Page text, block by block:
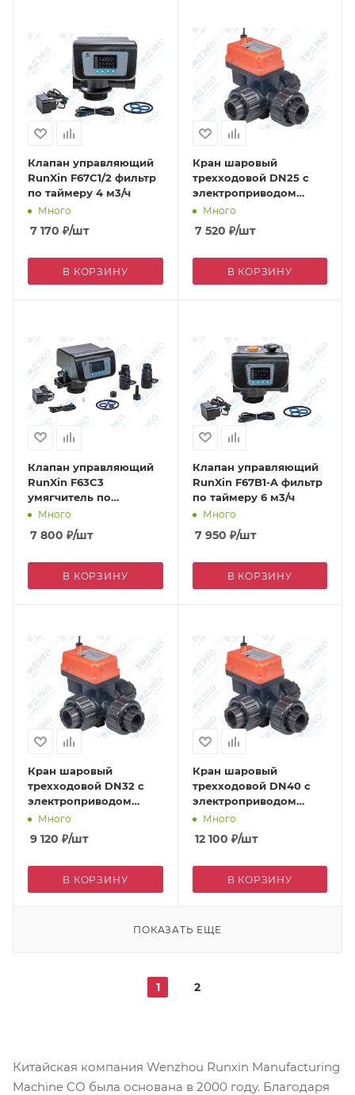
Клапан управляющий
RunXin F67C1/2 фильтр
по таймеру 4 м3/ч
Много
7 170 ₽/шт
В КОРЗИНУ
Кран шаровый
трехходовой DN25 с
электроприводом
DC24V (Q91402-25) ВР
Много
7 520 ₽/шт
В КОРЗИНУ
Клапан управляющий
RunXin F63C3
умягчитель по
счетчику 4 м3/ч
Много
7 800 ₽/шт
В КОРЗИНУ
Клапан управляющий
RunXin F67B1-A фильтр
по таймеру 6 м3/ч
Много
7 950 ₽/шт
В КОРЗИНУ
Кран шаровый
трехходовой DN32 с
электроприводом
DC24V (Q91402-32) ВР
Много
9 120 ₽/шт
В КОРЗИНУ
Кран шаровый
трехходовой DN40 с
электроприводом
DC24V (Q914013-40) ВР
Много
12 100 ₽/шт
В КОРЗИНУ
ПОКАЗАТЬ ЕЩЕ
1 2
Китайская компания Wenzhou Runxin Manufacturing
Machine CO была основана в 2000 году. Благодаря